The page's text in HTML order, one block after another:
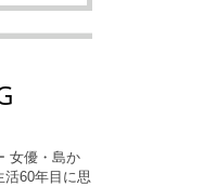
女優・島か
60年目に思